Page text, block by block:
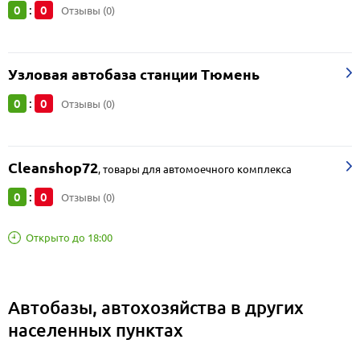
0 : 0 Отзывы (0)
Узловая автобаза станции Тюмень
0 : 0 Отзывы (0)
Cleanshop72,товары для автомоечного комплекса
0 : 0 Отзывы (0)
Открыто до 18:00
Автобазы, автохозяйства в других
населенных пунктах